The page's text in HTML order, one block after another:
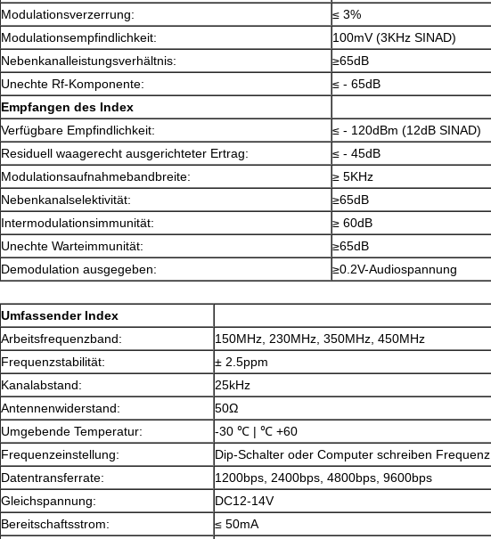
Modulationsverzerrung:
≤ 3%
Modulationsempfindlichkeit:
100mV (3KHz SINAD)
Nebenkanalleistungsverhältnis:
≥65dB
Unechte Rf-Komponente:
≤ - 65dB
Empfangen des Index
Verfügbare Empfindlichkeit:
≤ - 120dBm (12dB SINAD)
Residuell waagerecht ausgerichteter Ertrag:
≤ - 45dB
Modulationsaufnahmebandbreite:
≥ 5KHz
Nebenkanalselektivität:
≥65dB
Intermodulationsimmunität:
≥ 60dB
Unechte Warteimmunität:
≥65dB
Demodulation ausgegeben:
≥0.2V-Audiospannung
Umfassender Index
Arbeitsfrequenzband:
150MHz, 230MHz, 350MHz, 450MHz
Frequenzstabilität:
± 2.5ppm
Kanalabstand:
25kHz
Antennenwiderstand:
50Ω
Umgebende Temperatur:
-30 ℃ | ℃ +60
Frequenzeinstellung:
Dip-Schalter oder Computer schreiben Frequenz
Datentransferrate:
1200bps, 2400bps, 4800bps, 9600bps
Gleichspannung:
DC12-14V
Bereitschaftsstrom:
≤ 50mA